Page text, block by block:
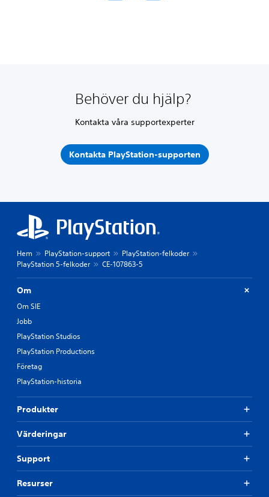
Behöver du hjälp?
Kontakta våra supportexperter
Kontakta PlayStation-supporten
Hem PlayStation-support
PlayStation-felkoder
PlayStation 5-felkoder
CE-107863-5
Om
Om SIE
Jobb
PlayStation Studios
PlayStation Productions
Företag
PlayStation-historia
Produkter
Värderingar
Support
Resurser